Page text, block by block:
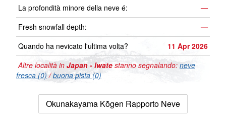
La profondità minore della neve é:
—
Fresh snowfall depth:
—
Quando ha nevicato l'ultima volta?
11 Apr 2026
Altre località in Japan - Iwate stanno segnalando: neve
fresca (0)/buona pista (0)
Okunakayama Kōgen Rapporto Neve